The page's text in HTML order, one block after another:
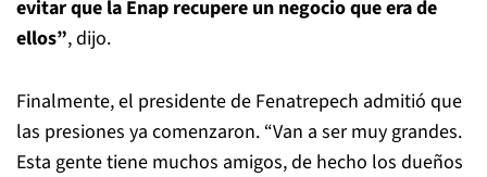
evitar que la Enap recupere un negocio que era de
ellos”, dijo.
Finalmente, el presidente de Fenatrepech admitió que
las presiones ya comenzaron. “Van a ser muy grandes.
Esta gente tiene muchos amigos, de hecho los dueños